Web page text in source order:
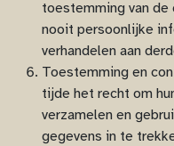
toestemming van
nooit persoonlijke
verhandelen aan
Toestemming en
tijde het recht om
verzamelen en
gegevens in te